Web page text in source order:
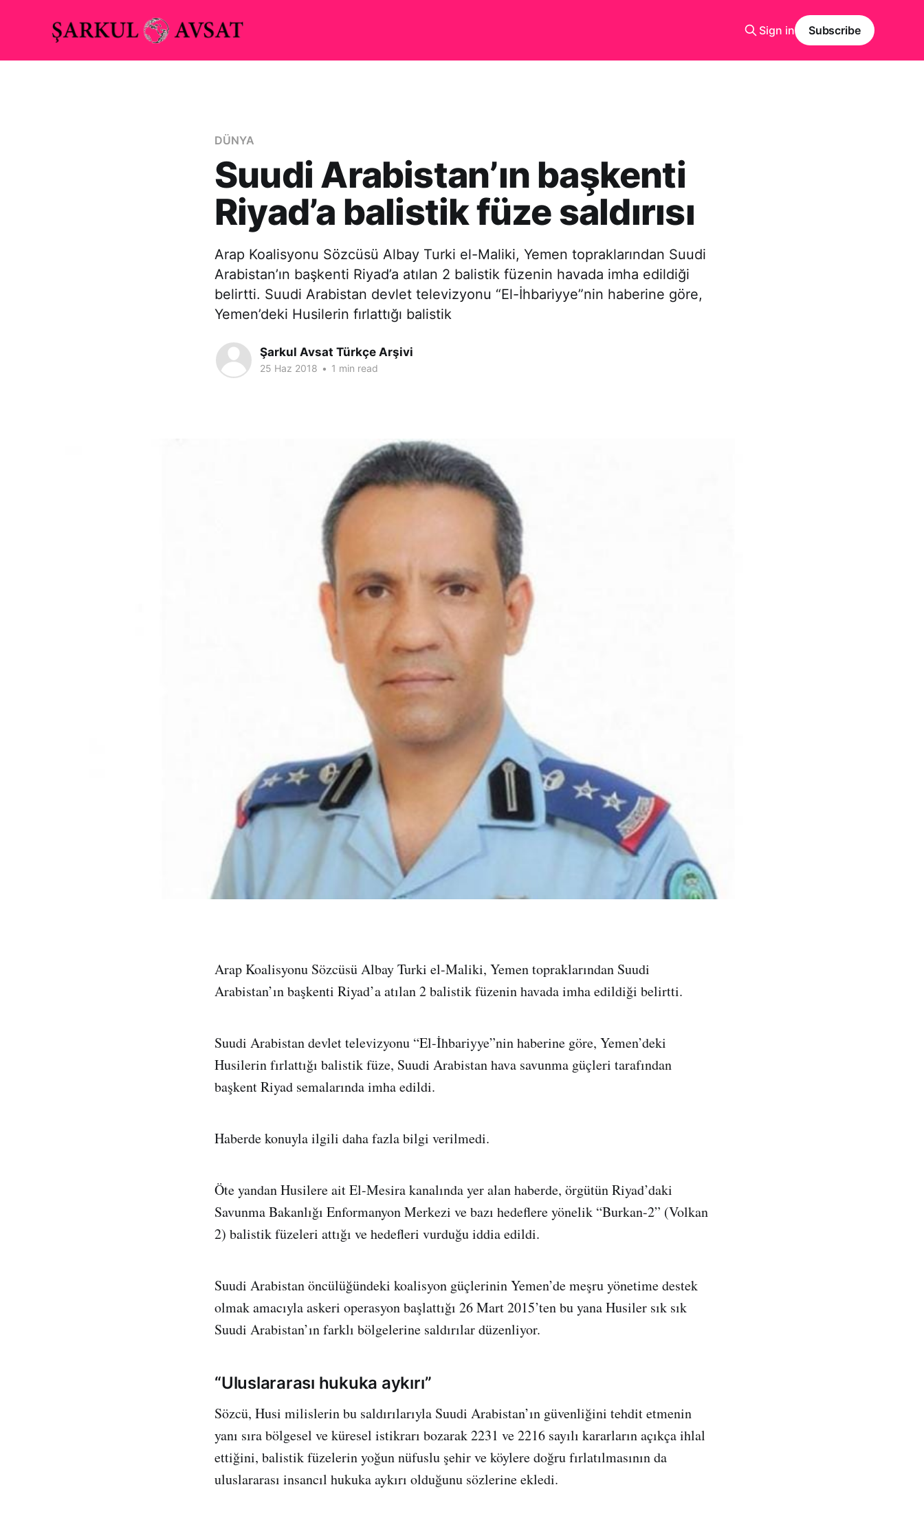
Sign in Subscribe
DÜNYA
Suudi Arabistan’ın başkenti
Riyad’a balistik füze saldırısı
Arap Koalisyonu Sözcüsü Albay Turki el-Maliki, Yemen topraklarından Suudi
Arabistan’ın başkenti Riyad’a atılan 2 balistik füzenin havada imha edildiği
belirtti. Suudi Arabistan devlet televizyonu “El-İhbariyye”nin haberine göre,
Yemen’deki Husilerin fırlattığı balistik
Şarkul Avsat Türkçe Arşivi
25 Haz 2018 • 1 min read
Arap Koalisyonu Sözcüsü Albay Turki el-Maliki, Yemen topraklarından Suudi
Arabistan’ın başkenti Riyad’a atılan 2 balistik füzenin havada imha edildiği belirtti.
Suudi Arabistan devlet televizyonu “El-İhbariyye”nin haberine göre, Yemen’deki
Husilerin fırlattığı balistik füze, Suudi Arabistan hava savunma güçleri tarafından
başkent Riyad semalarında imha edildi.
Haberde konuyla ilgili daha fazla bilgi verilmedi.
Öte yandan Husilere ait El-Mesira kanalında yer alan haberde, örgütün Riyad’daki
Savunma Bakanlığı Enformanyon Merkezi ve bazı hedeflere yönelik “Burkan-2” (Volkan
2) balistik füzeleri attığı ve hedefleri vurduğu iddia edildi.
Suudi Arabistan öncülüğündeki koalisyon güçlerinin Yemen’de meşru yönetime destek
olmak amacıyla askeri operasyon başlattığı 26 Mart 2015’ten bu yana Husiler sık sık
Suudi Arabistan’ın farklı bölgelerine saldırılar düzenliyor.
“Uluslararası hukuka aykırı”
Sözcü, Husi milislerin bu saldırılarıyla Suudi Arabistan’ın güvenliğini tehdit etmenin
yanı sıra bölgesel ve küresel istikrarı bozarak 2231 ve 2216 sayılı kararların açıkça ihlal
ettiğini, balistik füzelerin yoğun nüfuslu şehir ve köylere doğru fırlatılmasının da
uluslararası insancıl hukuka aykırı olduğunu sözlerine ekledi.